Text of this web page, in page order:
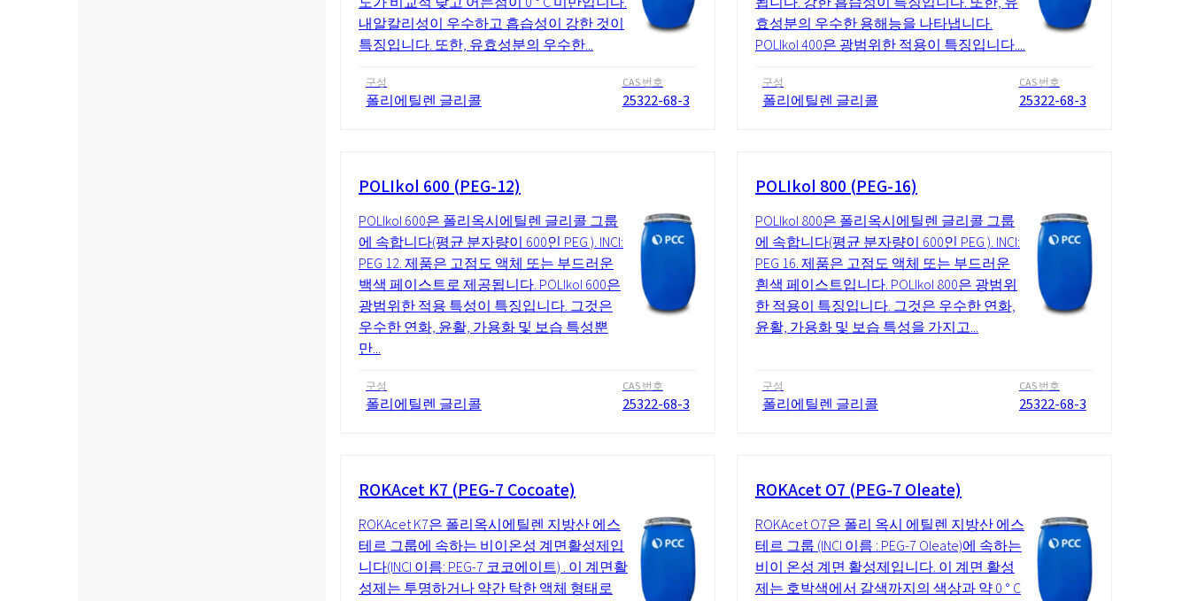
내알칼리성이 우수하고 흡습성이 강한 것이
특징입니다. 또한, 유효성분의 우수한...
구성
폴리에틸렌 글리콜
CAS 번호
25322-68-3
효성분의 우수한 용해능을 나타냅니다.
POLIkol 400은 광범위한 적용이 특징입니다....
구성
폴리에틸렌 글리콜
CAS 번호
25322-68-3
POLIkol 600 (PEG-12)
POLIkol 600은 폴리옥시에틸렌 글리콜 그룹
에 속합니다(평균 분자량이 600인 PEG ). INCI:
PEG 12. 제품은 고점도 액체 또는 부드러운
백색 페이스트로 제공됩니다. POLIkol 600은
광범위한 적용 특성이 특징입니다. 그것은
우수한 연화, 윤활, 가용화 및 보습 특성뿐
만...
구성
폴리에틸렌 글리콜
CAS 번호
25322-68-3
POLIkol 800 (PEG-16)
POLIkol 800은 폴리옥시에틸렌 글리콜 그룹
에 속합니다(평균 분자량이 600인 PEG ). INCI:
PEG 16. 제품은 고점도 액체 또는 부드러운
흰색 페이스트입니다. POLIkol 800은 광범위
한 적용이 특징입니다. 그것은 우수한 연화,
윤활, 가용화 및 보습 특성을 가지고...
구성
폴리에틸렌 글리콜
CAS 번호
25322-68-3
ROKAcet K7 (PEG-7 Cocoate)
ROKAcet K7은 폴리옥시에틸렌 지방산 에스
테르 그룹에 속하는 비이온성 계면활성제입
니다(INCI 이름: PEG-7 코코에이트) . 이 계면활
성제는 투명하거나 약간 탁한 액체 형태로
ROKAcet O7 (PEG-7 Oleate)
ROKAcet O7은 폴리 옥시 에틸렌 지방산 에스
테르 그룹 (INCI 이름 : PEG-7 Oleate)에 속하는
비이 온성 계면 활성제입니다. 이 계면 활성
제는 호박색에서 갈색까지의 색상과 약 0 ° C